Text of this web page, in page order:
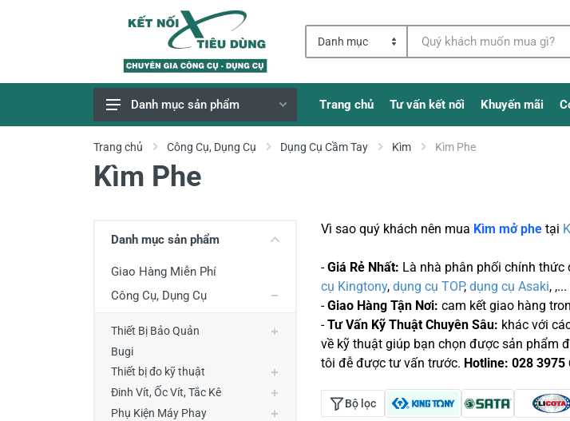
Giao Hàng Miễn Phí
Công Cụ, Dụng Cụ
Thiết Bị Đo Điện
Thước Đo Laser
Danh mục sản phẩm Trang chủ Tư vấn kết nối Khuyến mãi
Trang chủ Công Cụ, Dụng Cụ Dụng Cụ Cầm Tay Kìm Kìm Phe
Kìm Phe
Danh mục sản phẩm
Giao Hàng Miễn Phí
Công Cụ, Dụng Cụ
Thiết Bị Bảo Quản
Bugi
Thiết bị đo kỹ thuật
Đinh Vít, Ốc Vít, Tắc Kê
Phụ Kiện Máy Phay
Vì sao quý khách nên mua Kìm mở phe tại
-Giá Rẻ Nhất: Là nhà phân phối chính
cụ Kingtony, dụng cụ TOP, dụng cụ Asaki,
-Giao Hàng Tận Nơi: cam kết giao hàng
-Tư Vấn Kỹ Thuật Chuyên Sâu: khác với
về kỹ thuật giúp bạn chọn được sản phẩm
tôi đễ được tư vấn trước. Hotline: 028 3975
Bộ lọc